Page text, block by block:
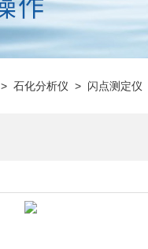
>石化分析仪 > 闪点测定仪